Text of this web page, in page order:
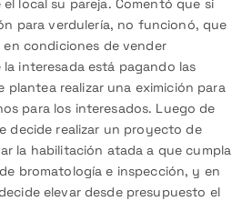
local su pareja. Comentó que si
para verdulería, no funcionó, que
condiciones de vender
interesada está pagando las
plantea realizar una eximición para
para los interesados. Luego de
decide realizar un proyecto de
la habilitación atada a que cumpla
bromatología e inspección, y en
elevar desde presupuesto el